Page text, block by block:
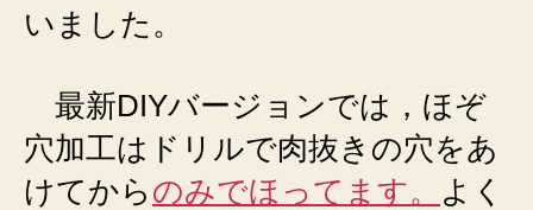
いました。
最新DIYバージョンでは，ほぞ
穴加工はドリルで肉抜きの穴をあ
けてから のみでほってます。 よく